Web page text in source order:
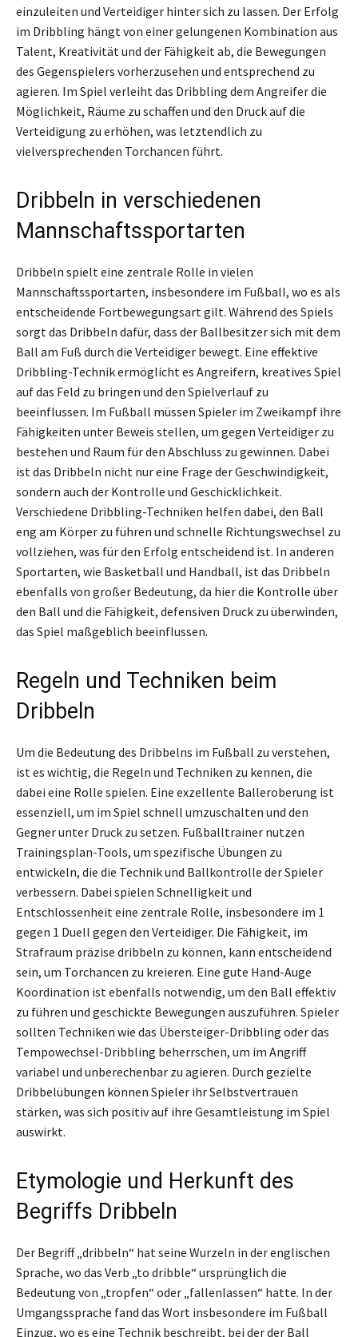
einzuleiten und Verteidiger hinter sich zu lassen. Der Erfolg
im Dribbling hängt von einer gelungenen Kombination aus
Talent, Kreativität und der Fähigkeit ab, die Bewegungen
des Gegenspielers vorherzusehen und entsprechend zu
agieren. Im Spiel verleiht das Dribbling dem Angreifer die
Möglichkeit, Räume zu schaffen und den Druck auf die
Verteidigung zu erhöhen, was letztendlich zu
vielversprechenden Torchancen führt.
Dribbeln in verschiedenen
Mannschaftssportarten
Dribbeln spielt eine zentrale Rolle in vielen
Mannschaftssportarten, insbesondere im Fußball, wo es als
entscheidende Fortbewegungsart gilt. Während des Spiels
sorgt das Dribbeln dafür, dass der Ballbesitzer sich mit dem
Ball am Fuß durch die Verteidiger bewegt. Eine effektive
Dribbling-Technik ermöglicht es Angreifern, kreatives Spiel
auf das Feld zu bringen und den Spielverlauf zu
beeinflussen. Im Fußball müssen Spieler im Zweikampf ihre
Fähigkeiten unter Beweis stellen, um gegen Verteidiger zu
bestehen und Raum für den Abschluss zu gewinnen. Dabei
ist das Dribbeln nicht nur eine Frage der Geschwindigkeit,
sondern auch der Kontrolle und Geschicklichkeit.
Verschiedene Dribbling-Techniken helfen dabei, den Ball
eng am Körper zu führen und schnelle Richtungswechsel zu
vollziehen, was für den Erfolg entscheidend ist. In anderen
Sportarten, wie Basketball und Handball, ist das Dribbeln
ebenfalls von großer Bedeutung, da hier die Kontrolle über
den Ball und die Fähigkeit, defensiven Druck zu überwinden,
das Spiel maßgeblich beeinflussen.
Regeln und Techniken beim
Dribbeln
Um die Bedeutung des Dribbelns im Fußball zu verstehen,
ist es wichtig, die Regeln und Techniken zu kennen, die
dabei eine Rolle spielen. Eine exzellente Balleroberung ist
essenziell, um im Spiel schnell umzuschalten und den
Gegner unter Druck zu setzen. Fußballtrainer nutzen
Trainingsplan-Tools, um spezifische Übungen zu
entwickeln, die die Technik und Ballkontrolle der Spieler
verbessern. Dabei spielen Schnelligkeit und
Entschlossenheit eine zentrale Rolle, insbesondere im 1
gegen 1 Duell gegen den Verteidiger. Die Fähigkeit, im
Strafraum präzise dribbeln zu können, kann entscheidend
sein, um Torchancen zu kreieren. Eine gute Hand-Auge
Koordination ist ebenfalls notwendig, um den Ball effektiv
zu führen und geschickte Bewegungen auszuführen. Spieler
sollten Techniken wie das Übersteiger-Dribbling oder das
Tempowechsel-Dribbling beherrschen, um im Angriff
variabel und unberechenbar zu agieren. Durch gezielte
Dribbelübungen können Spieler ihr Selbstvertrauen
stärken, was sich positiv auf ihre Gesamtleistung im Spiel
auswirkt.
Etymologie und Herkunft des
Begriffs Dribbeln
Der Begriff „dribbeln“ hat seine Wurzeln in der englischen
Sprache, wo das Verb „to dribble“ ursprünglich die
Bedeutung von „tropfen“ oder „fallenlassen“ hatte. In der
Umgangssprache fand das Wort insbesondere im Fußball
Einzug, wo es eine Technik beschreibt, bei der der Ball